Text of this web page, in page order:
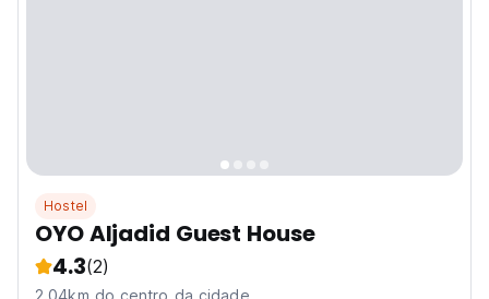
Hostel
OYO Aljadid Guest House
4.3(2)
2.04km do centro da cidade